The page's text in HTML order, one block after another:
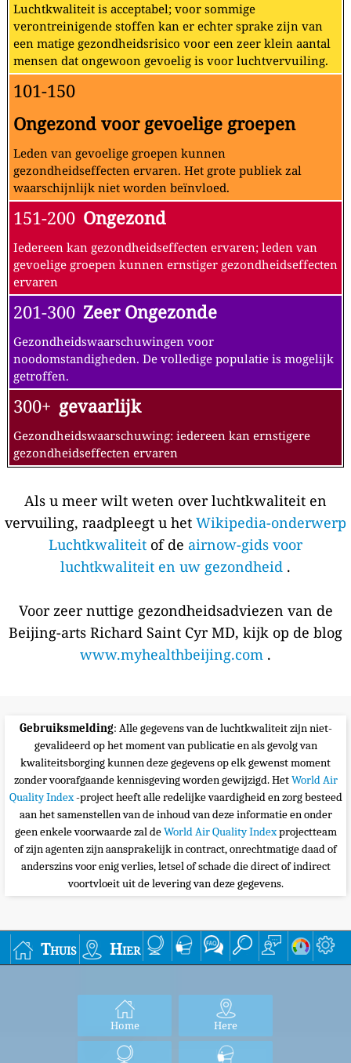
Luchtkwaliteit is acceptabel; voor sommige
verontreinigende stoffen kan er echter sprake zijn van
een matige gezondheidsrisico voor een zeer klein aantal
mensen dat ongewoon gevoelig is voor luchtvervuiling.
101-150
Ongezond voor gevoelige groepen
Leden van gevoelige groepen kunnen
gezondheidseffecten ervaren. Het grote publiek zal
waarschijnlijk niet worden beïnvloed.
151-200 Ongezond
Iedereen kan gezondheidseffecten ervaren; leden van
gevoelige groepen kunnen ernstiger gezondheidseffecten
ervaren
201-300 Zeer Ongezonde
Gezondheidswaarschuwingen voor
noodomstandigheden. De volledige populatie is mogelijk
getroffen.
300+ gevaarlijk
Gezondheidswaarschuwing: iedereen kan ernstigere
gezondheidseffecten ervaren
Als u meer wilt weten over luchtkwaliteit en
vervuiling, raadpleegt u het Wikipedia-onderwerp
Luchtkwaliteit of de airnow-gids voor
luchtkwaliteit en uw gezondheid .
Voor zeer nuttige gezondheidsadviezen van de
Beijing-arts Richard Saint Cyr MD, kijk op de blog
www.myhealthbeijing.com .
Gebruiksmelding: Alle gegevens van de luchtkwaliteit zijn niet-
gevalideerd op het moment van publicatie en als gevolg van
kwaliteitsborging kunnen deze gegevens op elk gewenst moment
zonder voorafgaande kennisgeving worden gewijzigd. HetWorld Air
Quality Index-project heeft alle redelijke vaardigheid en zorg besteed
aan het samenstellen van de inhoud van deze informatie en onder
geen enkele voorwaarde zal deWorld Air Quality Indexprojectteam
of zijn agenten zijn aansprakelijk in contract, onrechtmatige daad of
anderszins voor enig verlies, letsel of schade die direct of indirect
voortvloeit uit de levering van deze gegevens.
Thuis Hier
Home Here